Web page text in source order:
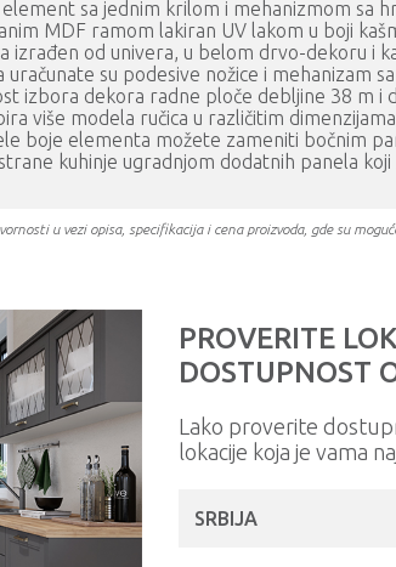
element sa jednim krilom i mehanizmom sa
MDF ramom lakiran UV lakom u boji
izrađen od univera, u belom drvo-dekoru i
uračunate su podesive nožice i mehanizam
izbora dekora radne ploče debljine 38 m i
više modela ručica u različitim
boje elementa možete zameniti bočnim
kuhinje ugradnjom dodatnih panela
u vezi opisa, specifikacija i cena proizvoda, gde su
PROVERITE
DOSTUPNOST
Lako proverite
lokacije koja je vama
SRBIJA